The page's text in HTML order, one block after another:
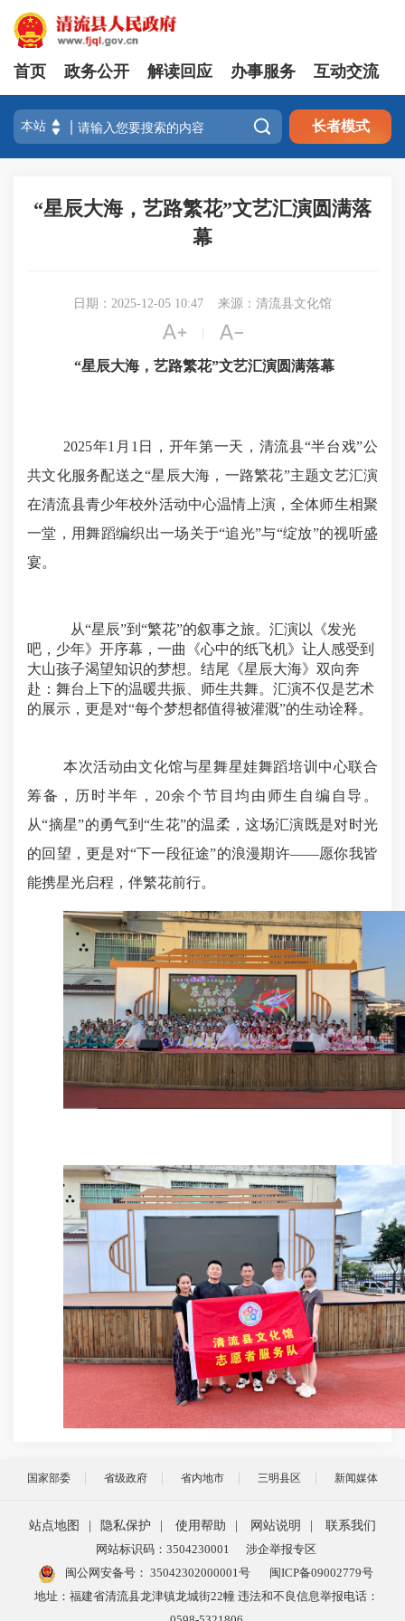
首页 政务公开 解读回应 办事服务 互动交流
 长者模式
“星辰大海，艺路繁花”文艺汇演圆满落
幕
日期：2025-12-05 10:47 来源：清流县文化馆
 
“星辰大海 ，艺路繁花”文艺汇演圆满落幕
2025年1月1日，开年第一天，清流县“半台戏”公
共文化服务配送之“星辰大海，一路繁花”主题文艺汇演
在清流县青少年校外活动中心温情上演，全体师生相聚
一堂，用舞蹈编织出一场关于“追光”与“绽放”的视听盛
宴。
从“星辰”到“繁花”的叙事之旅。汇演以《发光
吧，少年》开序幕，一曲《心中的纸飞机》让人感受到
大山孩子渴望知识的梦想。结尾《星辰大海》双向奔
赴：舞台上下的温暖共振、师生共舞。汇演不仅是艺术
的展示，更是对“每个梦想都值得被灌溉”的生动诠释。
本次活动由文化馆与星舞星娃舞蹈培训中心联合
筹备，历时半年， 20余个节目均由师生自编自导。
从“摘星”的勇气到“生花”的温柔，这场汇演既是对时光
的回望，更是对“下一段征途”的浪漫期许——愿你我皆
能携星光启程，伴繁花前行。
国家部委 省级政府 省内地市 三明县区 新闻媒体
站点地图 隐私保护 使用帮助 网站说明
联系我们
网站标识码：3504230001
涉企举报专区
闽公网安备号： 35042302000001号
闽ICP备09002779号
地址：福建省清流县龙津镇龙城街22幢 违法和不良信息举报电话：